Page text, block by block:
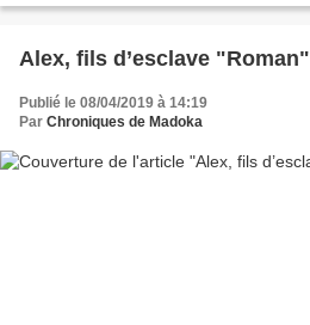
Alex, fils d’esclave "Roman"
Publié le 08/04/2019 à 14:19
Par Chroniques de Madoka